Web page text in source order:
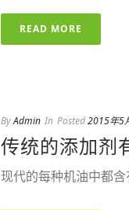
READ MORE
ByAdmin In Posted2015年5
传统的添加剂
现代的每种机油中都